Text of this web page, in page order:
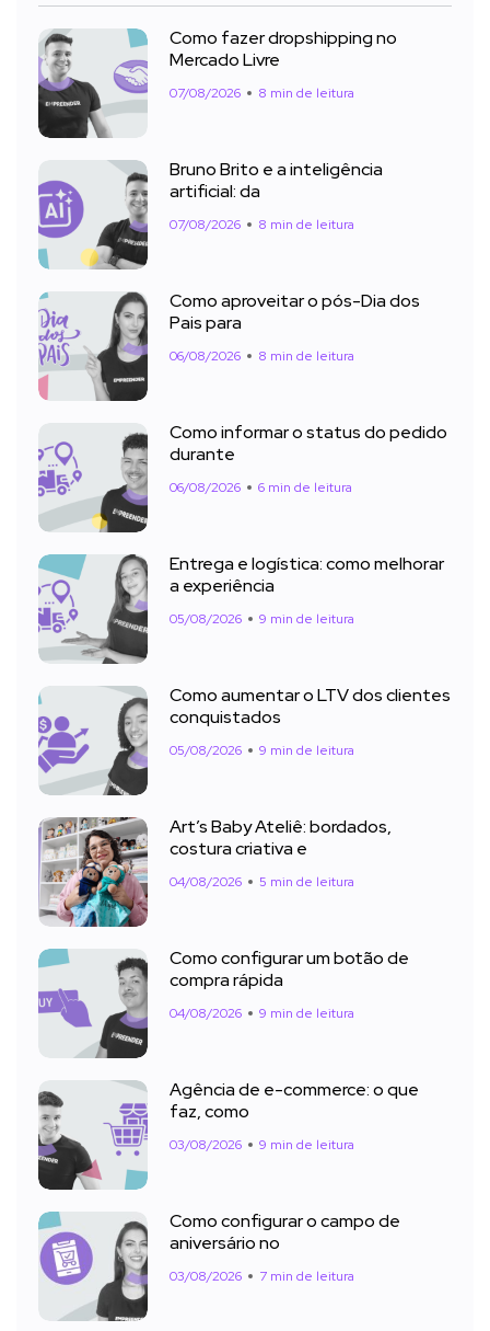
Como fazer dropshipping no
Mercado Livre
07/08/2026 8 min de leitura
Bruno Brito e a inteligência
artificial: da
07/08/2026 8 min de leitura
Como aproveitar o pós-Dia dos
Pais para
06/08/2026 8 min de leitura
Como informar o status do pedido
durante
06/08/2026 6 min de leitura
Entrega e logística: como melhorar
a experiência
05/08/2026 9 min de leitura
Como aumentar o LTV dos clientes
conquistados
05/08/2026 9 min de leitura
Art’s Baby Ateliê: bordados,
costura criativa e
04/08/2026 5 min de leitura
Como configurar um botão de
compra rápida
04/08/2026 9 min de leitura
Agência de e-commerce: o que
faz, como
03/08/2026 9 min de leitura
Como configurar o campo de
aniversário no
03/08/2026 7 min de leitura